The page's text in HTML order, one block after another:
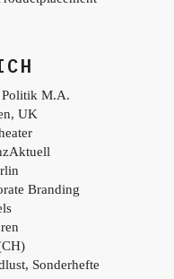
Politik M.A.
UK
Branding
Sonderhefte